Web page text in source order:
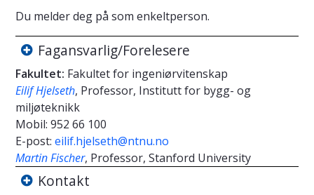
Du melder deg på som enkeltperson.
Fagansvarlig/Forelesere
Fakultet: Fakultet for ingeniørvitenskap
Eilif Hjelseth, Professor, Institutt for bygg- og
miljøteknikk
Mobil: 952 66 100
E-post: eilif.hjelseth@ntnu.no
Martin Fischer, Professor, Stanford University
Kontakt